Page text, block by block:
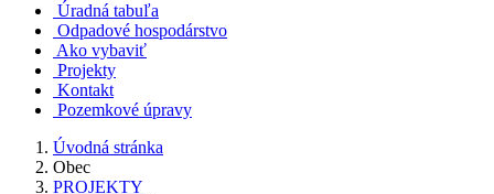
Úradná tabuľa
Odpadové hospodárstvo
Ako vybaviť
Projekty
Kontakt
Pozemkové úpravy
Úvodná stránka
Obec
PROJEKTY